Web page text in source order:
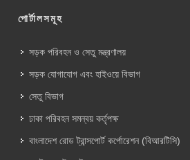
পোর্টালসমূহ
সড়ক পরিবহন ও সেতু মন্ত্রণালয়
সড়ক যোগাযোগ এবং হাইওয়ে বিভাগ
সেতু বিভাগ
ঢাকা পরিবহন সমন্বয় কর্তৃপক্ষ
বাংলাদেশ রোড ট্রান্সপোর্ট কর্পোরেশন (বিআরটিসি)